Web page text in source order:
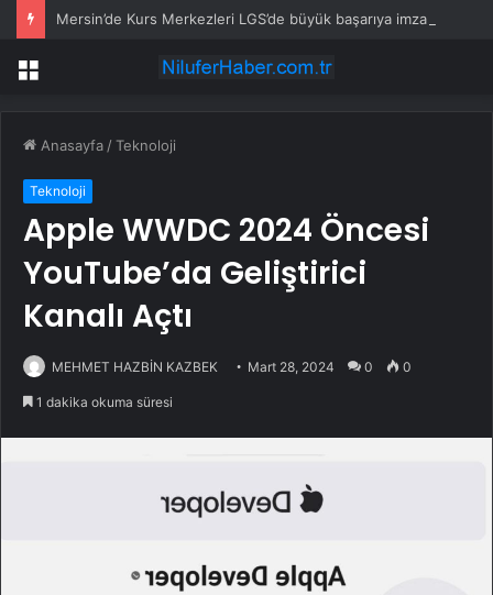
Mersin’de Kurs Merkezleri LGS’de büyük başarıya imza attı
Menü
Anasayfa /Teknoloji
Teknoloji
Apple WWDC 2024 Öncesi
YouTube’da Geliştirici
Kanalı Açtı
MEHMET HAZBİN KAZBEK Mart 28, 2024 0 0
1 dakika okuma süresi